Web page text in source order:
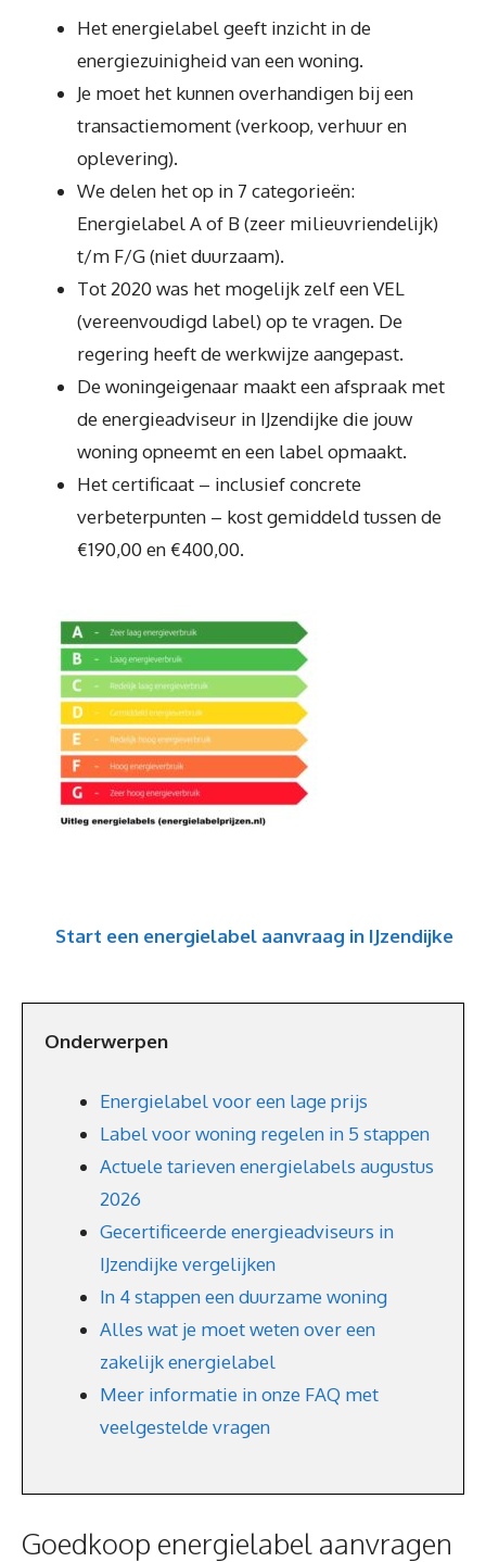
Het energielabel geeft inzicht in de
energiezuinigheid van een woning.
Je moet het kunnen overhandigen bij een
transactiemoment (verkoop, verhuur en
oplevering).
We delen het op in 7 categorieën:
Energielabel A of B (zeer milieuvriendelijk)
t/m F/G (niet duurzaam).
Tot 2020 was het mogelijk zelf een VEL
(vereenvoudigd label) op te vragen. De
regering heeft de werkwijze aangepast.
De woningeigenaar maakt een afspraak met
de energieadviseur in IJzendijke die jouw
woning opneemt en een label opmaakt.
Het certificaat – inclusief concrete
verbeterpunten – kost gemiddeld tussen de
€190,00 en €400,00.
Start een energielabel aanvraag in IJzendijke
Onderwerpen
Energielabel voor een lage prijs
Label voor woning regelen in 5 stappen
Actuele tarieven energielabels augustus
2026
Gecertificeerde energieadviseurs in
IJzendijke vergelijken
In 4 stappen een duurzame woning
Alles wat je moet weten over een
zakelijk energielabel
Meer informatie in onze FAQ met
veelgestelde vragen
Goedkoop energielabel aanvragen